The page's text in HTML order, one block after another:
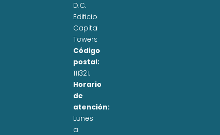
D.C.
Edificio
Capital
Towers
Código
postal:
111321.
Horario
de
atención:
Lunes
a